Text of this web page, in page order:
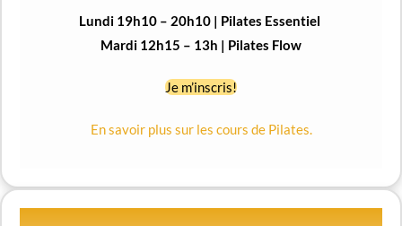
Lundi 19h10 – 20h10 | Pilates Essentiel
Mardi 12h15 – 13h | Pilates Flow
Je m’inscris!
En savoir plus sur les cours de Pilates.